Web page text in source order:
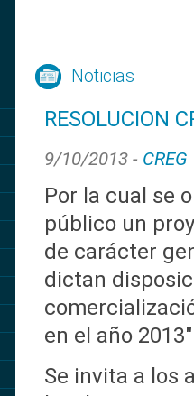
Noticias
RESOLUCION
9/10/2013 - CREG
Por la cual se
público un
de carácter
dictan
en el año 2013"
Se invita a los